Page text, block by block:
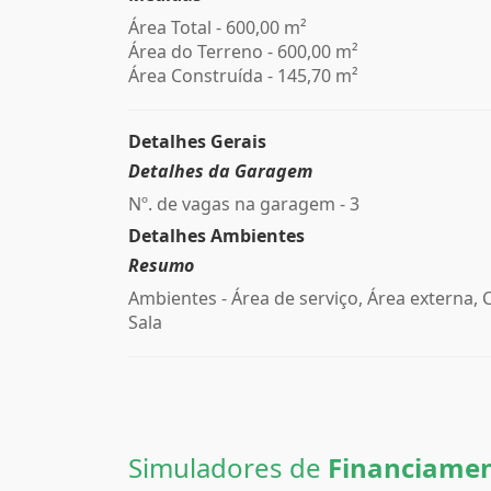
Área Total - 600,00 m²
Área do Terreno - 600,00 m²
Área Construída - 145,70 m²
Detalhes Gerais
Detalhes da Garagem
Nº. de vagas na garagem - 3
Detalhes Ambientes
Resumo
Ambientes - Área de serviço, Área externa,
Sala
Simuladores de